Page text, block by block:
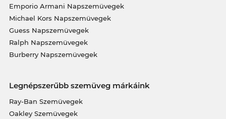
Emporio Armani Napszemüvegek
Michael Kors Napszemüvegek
Guess Napszemüvegek
Ralph Napszemüvegek
Burberry Napszemüvegek
Legnépszerűbb szemüveg márkáink
Ray-Ban Szemüvegek
Oakley Szemüvegek